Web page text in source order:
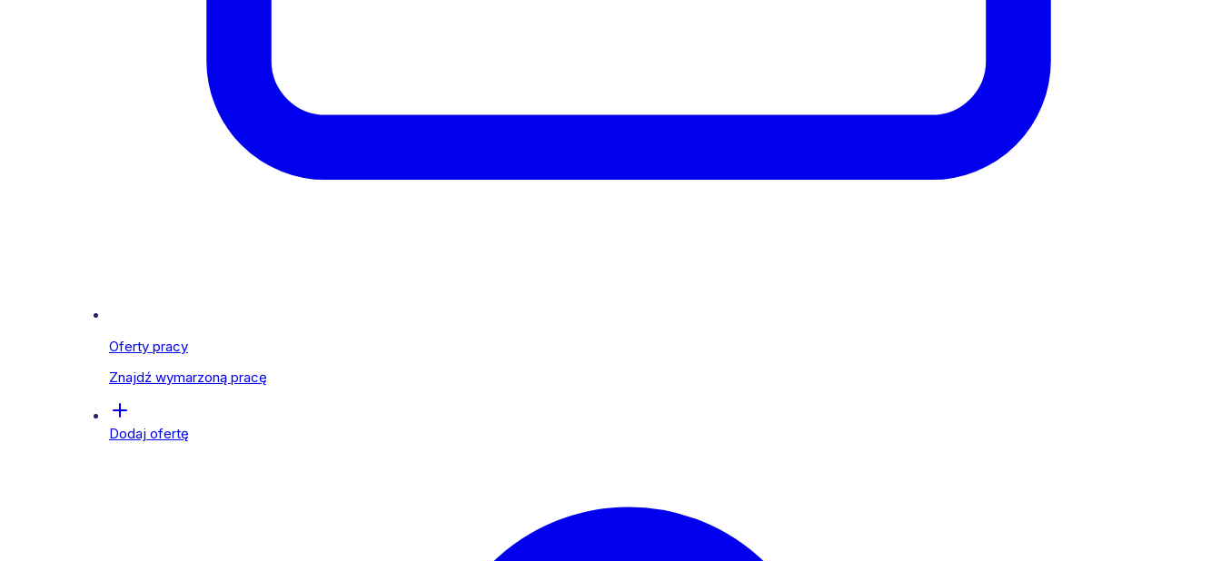
Oferty pracy
Znajdź wymarzoną pracę
Dodaj ofertę